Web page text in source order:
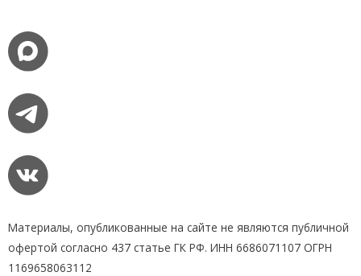
Материалы, опубликованные на сайте не являются публичной
офертой согласно 437 статье ГК РФ. ИНН 6686071107 ОГРН
1169658063112